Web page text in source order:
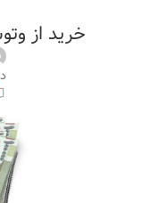
خرید از